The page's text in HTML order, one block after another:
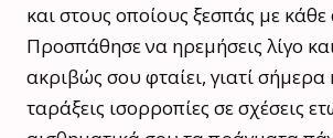
και στους οποίους ξεσπάς με
Προσπάθησε να ηρεμήσεις λίγο
ακριβώς σου φταίει, γιατί σήμερα
ταράξεις ισορροπίες σε σχέσεις